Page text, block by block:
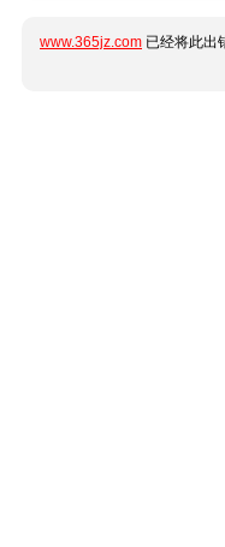
www.365jz.com 已经将此出